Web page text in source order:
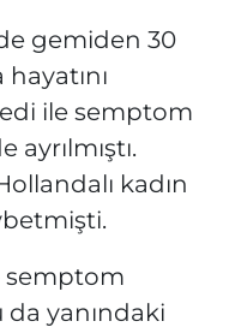
gemiden 30
ile semptom
kadın
semptom
yanındaki